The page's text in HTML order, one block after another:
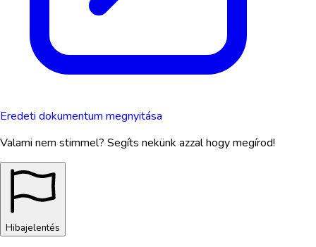
Eredeti dokumentum megnyitása
Valami nem stimmel? Segíts nekünk azzal hogy megírod!
Hibajelentés